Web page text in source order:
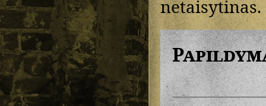
netaisytinas.